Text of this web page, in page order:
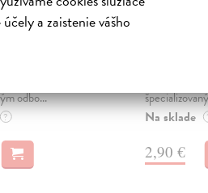
a zaistenie vášho
| Kniha
odbo...
?
Profil
Časopis
výtvarného
Na sklade
2,90 €